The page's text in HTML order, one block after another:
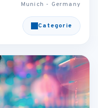
Munich - Germany
Categorie